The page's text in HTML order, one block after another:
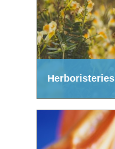
Herboristeries